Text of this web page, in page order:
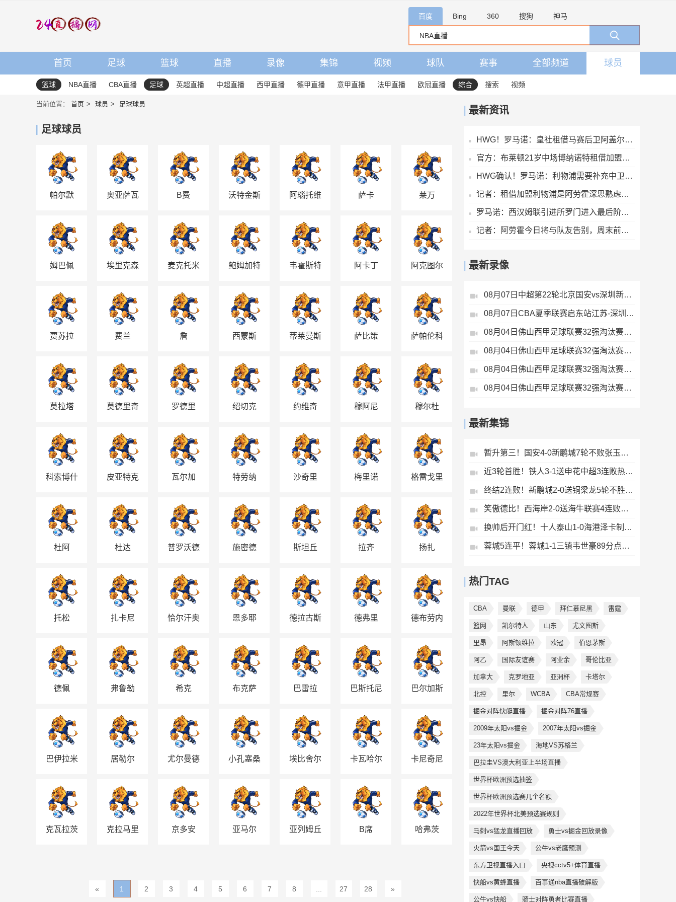
百度 Bing 360 搜狗 神马
首页 足球 篮球 直播 录像 集锦 视频 球队 赛事 全部频道 球员
篮球 NBA直播 CBA直播 足球 英超直播 中超直播 西甲直播 德甲直播 意甲直播 法甲直播 欧冠直播 综合 搜索 视频
当前位置： 首页 球员 足球球员
足球球员
帕尔默 奥亚萨瓦 B费 沃特金斯 阿瑙托维 萨卡 莱万
姆巴佩 埃里克森 麦克托米 鲍姆加特 韦霍斯特 阿卡丁 阿克图尔
贾苏拉 费兰 詹 西蒙斯 蒂莱曼斯 萨比策 萨帕伦科
莫拉塔 莫德里奇 罗德里 绍切克 约维奇 穆阿尼 穆尔杜
科索博什 皮亚特克 瓦尔加 特劳纳 沙奇里 梅里诺 格雷戈里
杜阿 杜达 普罗沃德 施密德 斯坦丘 拉齐 扬扎
托松 扎卡尼 恰尔汗奥 恩多耶 德拉古斯 德弗里 德布劳内
德佩 弗鲁勒 希克 布克萨 巴雷拉 巴斯托尼 巴尔加斯
巴伊拉米 居勒尔 尤尔曼德 小孔塞桑 埃比舍尔 卡瓦哈尔 卡尼奇尼
克瓦拉茨 克拉马里 京多安 亚马尔 亚列姆丘 B席 哈弗茨
« 1 2 3 4 5 6 7 8 27 28 »
最新资讯
HWG！罗马诺：皇社租借马赛后卫阿盖尔德达协议，买断费1100万欧
官方：布莱顿21岁中场博纳诺特租借加盟埃尔切，期限为一年
HWG确认！罗马诺：利物浦需要补充中卫深度，如今出手签下阿劳霍
记者：租借加盟利物浦是阿劳霍深思熟虑的决定，红军承担全部工资
罗马诺：西汉姆联引进所罗门进入最后阶段，正推进与热刺的谈判
记者：阿劳霍今日将与队友告别，周末前往英格兰租借加盟利物浦
最新录像
08月07日中超第22轮北京国安vs深圳新鹏城全场录像
08月07日CBA夏季联赛启东站江苏-深圳全场录像
08月04日佛山西甲足球联赛32强淘汰赛广东西南建设VS香港圣徒全场录像
08月04日佛山西甲足球联赛32强淘汰赛藝品高國際VS湛江狂狼·粵辉能源全场录像
08月04日佛山西甲足球联赛32强淘汰赛肇庆恒骏成VS三七互娱全场录像
08月04日佛山西甲足球联赛32强淘汰赛贪玩游戏VS美的薪火全场录像
最新集锦
暂升第三！国安4-0新鹏城7轮不败张玉宁传射达万双响法比奥破门
近3轮首胜！铁人3-1送申花中超3连败热菲尼奥双响邦本宜裕传射
终结2连败！新鹏城2-0送铜梁龙5轮不胜37岁姜至鹏破门韦斯利建功
笑傲德比！西海岸2-0送海牛联赛4连败海牛仍垫底西海岸升至第二
换帅后开门红！十人泰山1-0海港泽卡制胜于金永扑点海港三球被吹
蓉城5连平！蓉城1-1三镇韦世豪89分点射救主费利佩造点李昂破门
热门TAG
CBA 曼联 德甲 拜仁慕尼黑 雷霆
篮网 凯尔特人 山东 尤文图斯
里昂 阿斯顿维拉 欧冠 伯恩茅斯
阿乙 国际友谊赛 阿业余 哥伦比亚
加拿大 克罗地亚 亚洲杯 卡塔尔
北控 里尔 WCBA CBA常规赛
掘金对阵快艇直播 掘金对阵76直播
2009年太阳vs掘金 2007年太阳vs掘金
23年太阳vs掘金 海地VS苏格兰
巴拉圭VS澳大利亚上半场直播
世界杯欧洲预选抽签
世界杯欧洲预选赛几个名额
2022年世界杯北美预选赛规则
马刺vs猛龙直播回放 勇士vs掘金回放录像
火箭vs国王今天 公牛vs老鹰预测
东方卫视直播入口 央视cctv5+体育直播
快船vs黄蜂直播 百事通nba直播破解版
公牛vs快船 骑士对阵勇者比赛直播